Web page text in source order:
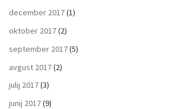
december 2017(1)
oktober 2017(2)
september 2017(5)
avgust 2017(2)
julij 2017(3)
junij 2017(9)